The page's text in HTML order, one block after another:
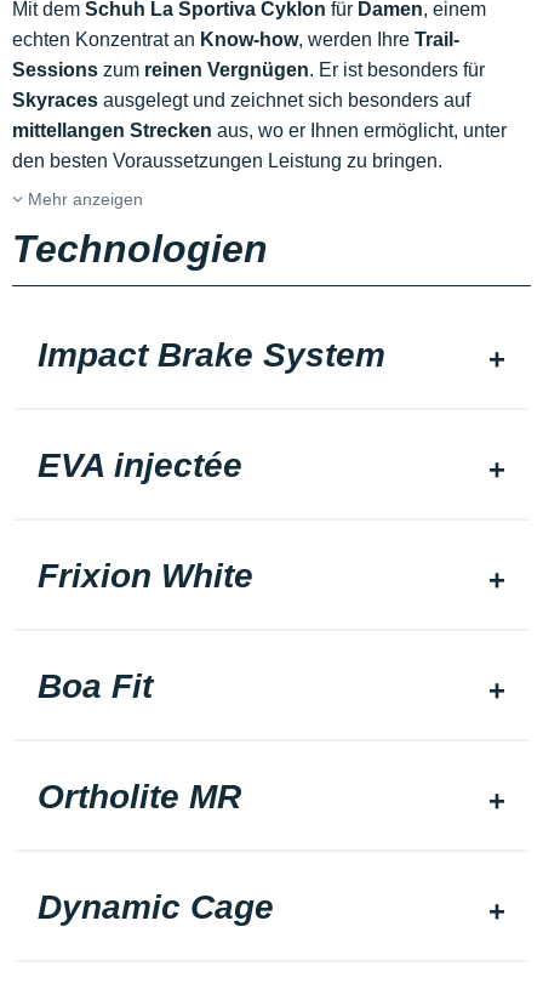
Mit dem Schuh La Sportiva Cyklon für Damen, einem
echten Konzentrat an Know-how, werden Ihre Trail-
Sessions zum reinen Vergnügen. Er ist besonders für
Skyraces ausgelegt und zeichnet sich besonders auf
mittellangen Strecken aus, wo er Ihnen ermöglicht, unter
den besten Voraussetzungen Leistung zu bringen.
Mehr anzeigen
Technologien
Impact Brake System
EVA injectée
Frixion White
Boa Fit
Ortholite MR
Dynamic Cage